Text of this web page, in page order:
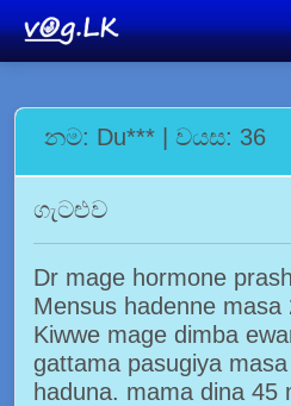
නම: Du*** | වයස: 36
ගැටළුව
Dr mage hormone
Mensus hadenne masa
Kiwwe mage dimba
gattama pasugiya
haduna. mama dina 45